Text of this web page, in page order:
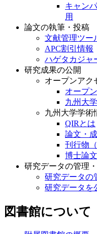
キャン
用
論文の執筆・投稿
文献管理ツー
APC割引情報
ハゲタカジャ
研究成果の公開
オープンアク
オープ
九州大
九州大学学術
QIRとは
論文・
刊行物
博士論
研究データの管理
研究データの
研究データを
図書館について